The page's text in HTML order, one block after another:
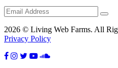
2026 © Living Web Farms. All
Privacy Policy